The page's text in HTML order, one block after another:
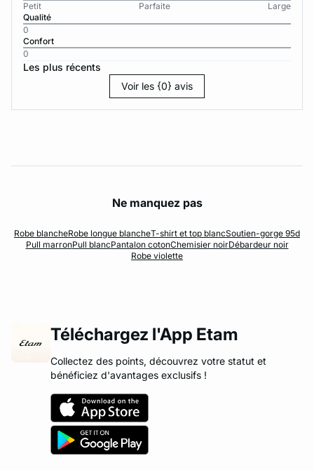
Petit
Parfaite
Large
Qualité
0
Confort
0
Les plus récents
Voir les {0} avis
Ne manquez pas
Robe blancheRobe longue blancheT-shirt et top blancSoutien-gorge 95d
Pull marronPull blancPantalon cotonChemisier noirDébardeur noir
Robe violette
Téléchargez l'App Etam
Collectez des points, découvrez votre statut et
bénéficiez d'avantages exclusifs !